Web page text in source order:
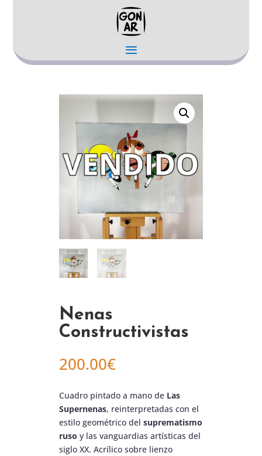
Nenas
Constructivistas
200.00€
Cuadro pintado a mano de Las
Supernenas, reinterpretadas con el
estilo geométrico del suprematismo
ruso y las vanguardias artísticas del
siglo XX. Acrílico sobre lienzo